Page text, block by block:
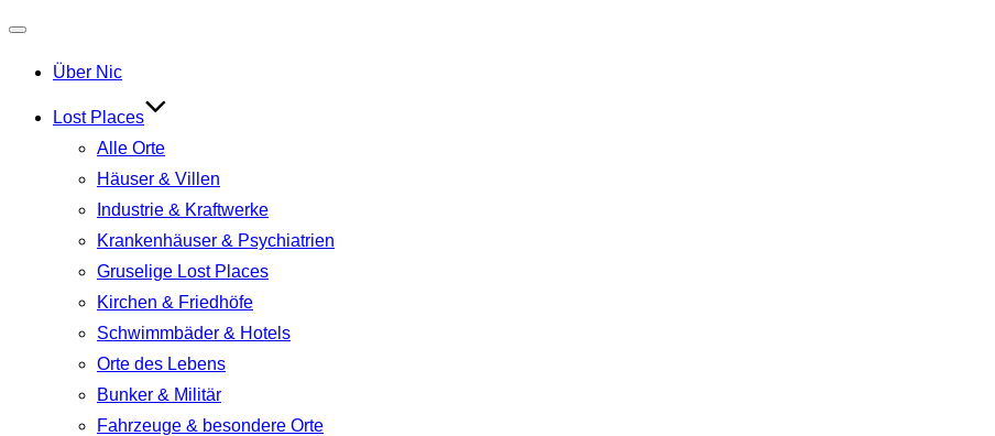
umschalten
Über Nic
Lost Places
Alle Orte
Häuser & Villen
Industrie & Kraftwerke
Krankenhäuser & Psychiatrien
Gruselige Lost Places
Kirchen & Friedhöfe
Schwimmbäder & Hotels
Orte des Lebens
Bunker & Militär
Fahrzeuge & besondere Orte